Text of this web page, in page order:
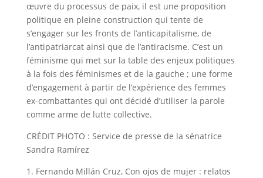
œuvre du processus de paix, il est une proposition
politique en pleine construction qui tente de
s’engager sur les fronts de l’anticapitalisme, de
l’antipatriarcat ainsi que de l’antiracisme. C’est un
féminisme qui met sur la table des enjeux politiques
à la fois des féminismes et de la gauche ; une forme
d’engagement à partir de l’expérience des femmes
ex-combattantes qui ont décidé d’utiliser la parole
comme arme de lutte collective.
CRÉDIT PHOTO : Service de presse de la sénatrice
Sandra Ramírez
1. Fernando Millán Cruz, Con ojos de mujer : relatos